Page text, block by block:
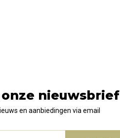
nieuwsbrief
en aanbiedingen via email